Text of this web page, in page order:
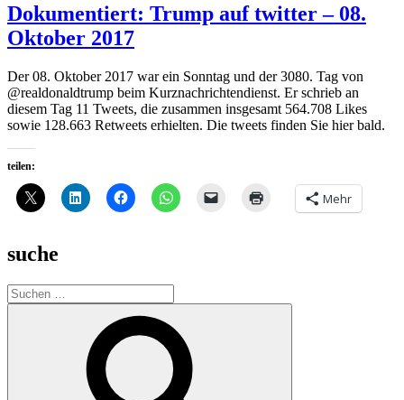
Dokumentiert: Trump auf twitter – 08.
Oktober 2017
Der 08. Oktober 2017 war ein Sonntag und der 3080. Tag von
@realdonaldtrump beim Kurznachrichtendienst. Er schrieb an
diesem Tag 11 Tweets, die zusammen insgesamt 564.708 Likes
sowie 128.663 Retweets erhielten. Die tweets finden Sie hier bald.
teilen:
Mehr
suche
Suche
nach: